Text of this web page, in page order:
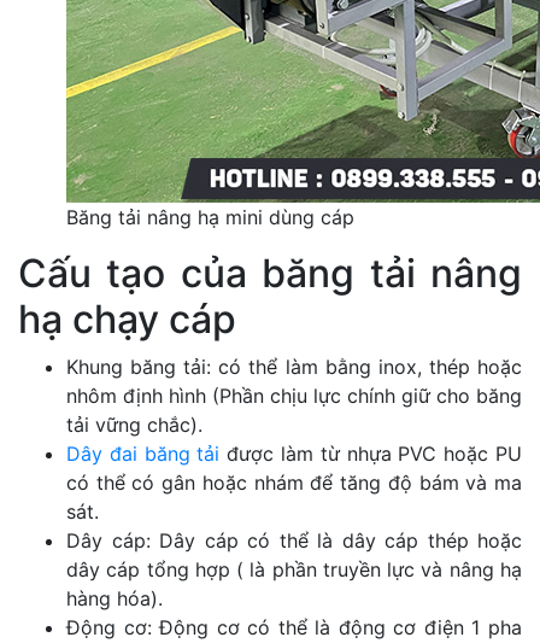
Băng tải nâng hạ mini dùng cáp
Cấu tạo của băng tải nâng
hạ chạy cáp
Khung băng tải: có thể làm bằng inox, thép hoặc
nhôm định hình (Phần chịu lực chính giữ cho băng
tải vững chắc).
Dây đai băng tải được làm từ nhựa PVC hoặc PU
có thể có gân hoặc nhám để tăng độ bám và ma
sát.
Dây cáp: Dây cáp có thể là dây cáp thép hoặc
dây cáp tổng hợp ( là phần truyền lực và nâng hạ
hàng hóa).
Động cơ: Động cơ có thể là động cơ điện 1 pha